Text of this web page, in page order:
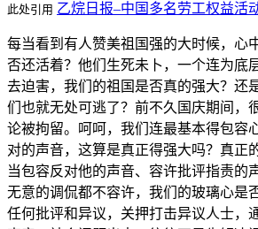
此处引用 乙烷日报–中国多名劳工权益活
每当看到有人赞美祖国强的大时候，心
否还活着？他们生死未卜，一个连为底
去迫害，我们的祖国是否真的强大？还
们也就无处可逃了？前不久国庆期间，
论被拘留。呵呵，我们连最基本得包容
对的声音，这算是真正得强大吗？真正
当包容反对他的声音、容许批评指责的
无意的调侃都不容许，我们的玻璃心是
任何批评和异议，关押打击异议人士，